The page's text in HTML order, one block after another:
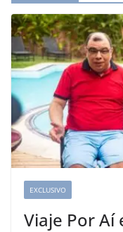
EXCLUSIVO
Viaje Por Aí